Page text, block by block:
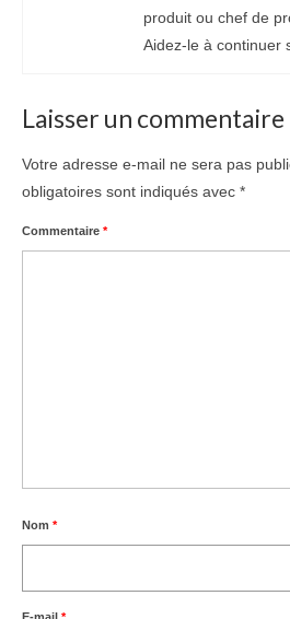
produit ou chef de
Aidez-le à continuer
Laisser un commentaire
Votre adresse e-mail ne sera pas
obligatoires sont indiqués avec *
Commentaire *
Nom *